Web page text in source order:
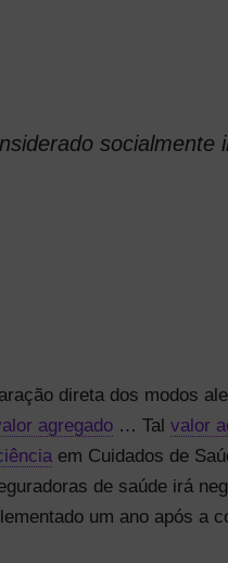
direta dos modos
agregado … Tal valor
em Cuidados de
de saúde irá
um ano após a